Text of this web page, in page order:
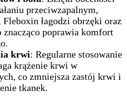
przeciwzapalnym,
łagodzi obrzęki oraz
znacząco poprawia komfort
krwi: Regularne stosowanie
krążenie krwi w
co zmniejsza zastój krwi i
tkanek.